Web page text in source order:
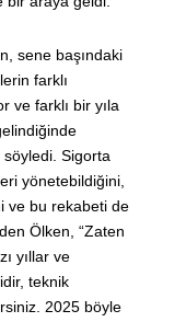
sene başındaki
farklı
ve farklı bir yıla
Sigorta
yönetebildiğini,
ve bu rekabeti de
Ölken, “Zaten
yıllar ve
teknik
2025 böyle